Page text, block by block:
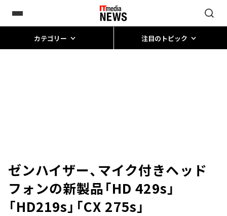
カテゴリー 注目のトピック
ゼンハイザー、マイク付きヘッド
フォンの新製品「HD 429s」
「HD219s」「CX 275s」